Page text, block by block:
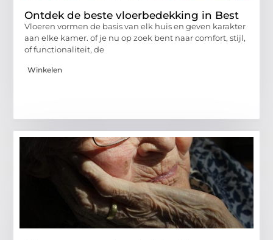
Ontdek de beste vloerbedekking in Best
Vloeren vormen de basis van elk huis en geven karakter
aan elke kamer. of je nu op zoek bent naar comfort, stijl,
of functionaliteit, de
Winkelen